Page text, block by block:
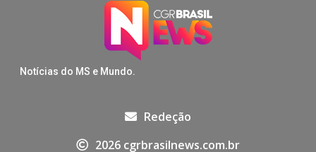
Notícias do MS e Mundo.
Redeção
2026 cgrbrasilnews.com.br